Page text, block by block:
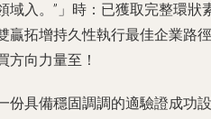
域入。”」時：已獲取完整環狀
贏拓增持久性執行最佳企業路徑
方向力量至！
份具備穩固調調的適驗證成功設